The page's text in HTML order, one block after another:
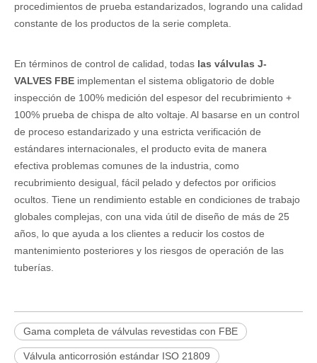
procedimientos de prueba estandarizados, logrando una calidad
constante de los productos de la serie completa.
En términos de control de calidad, todas las válvulas J-
VALVES FBE implementan el sistema obligatorio de doble
inspección de 100% medición del espesor del recubrimiento +
100% prueba de chispa de alto voltaje. Al basarse en un control
de proceso estandarizado y una estricta verificación de
estándares internacionales, el producto evita de manera
efectiva problemas comunes de la industria, como
recubrimiento desigual, fácil pelado y defectos por orificios
ocultos. Tiene un rendimiento estable en condiciones de trabajo
globales complejas, con una vida útil de diseño de más de 25
años, lo que ayuda a los clientes a reducir los costos de
mantenimiento posteriores y los riesgos de operación de las
tuberías.
Gama completa de válvulas revestidas con FBE
Válvula anticorrosión estándar ISO 21809